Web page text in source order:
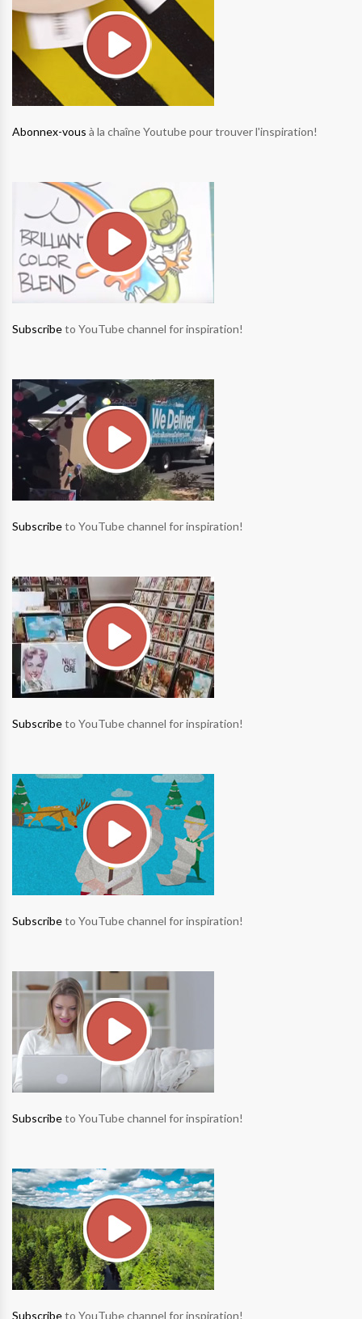
Abonnex-vous à la chaîne Youtube pour trouver l'inspiration!
Subscribeto YouTube channel for inspiration!
Subscribeto YouTube channel for inspiration!
Subscribeto YouTube channel for inspiration!
Subscribeto YouTube channel for inspiration!
Subscribeto YouTube channel for inspiration!
Subscribeto YouTube channel for inspiration!